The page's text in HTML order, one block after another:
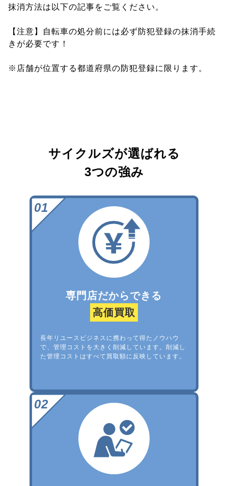
抹消方法は以下の記事をご覧ください。
【注意】自転車の処分前には必ず防犯登録の抹消手続
きが必要です！
※店舗が位置する都道府県の防犯登録に限ります。
サイクルズが選ばれる
3つの強み
専門店だからできる
高価買取
長年リユースビジネスに携わって得たノウハウ
で、管理コストを大きく削減しています。削減し
た管理コストはすべて買取額に反映しています。